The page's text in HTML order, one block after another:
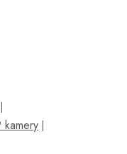
|
kamery |